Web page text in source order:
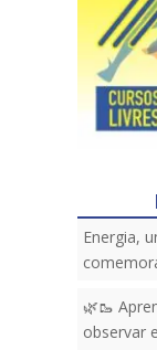
Energia,
🌿🥾
observar